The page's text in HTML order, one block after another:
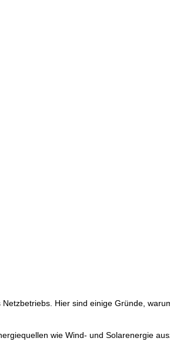
Hier sind einige Gründe,
wie Wind- und Solarenergie